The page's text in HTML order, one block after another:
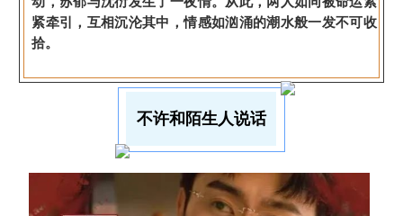
紧牵引，互相沉沦其中，情感如汹涌的潮水般一发不可收
拾。
不许和陌生人说话